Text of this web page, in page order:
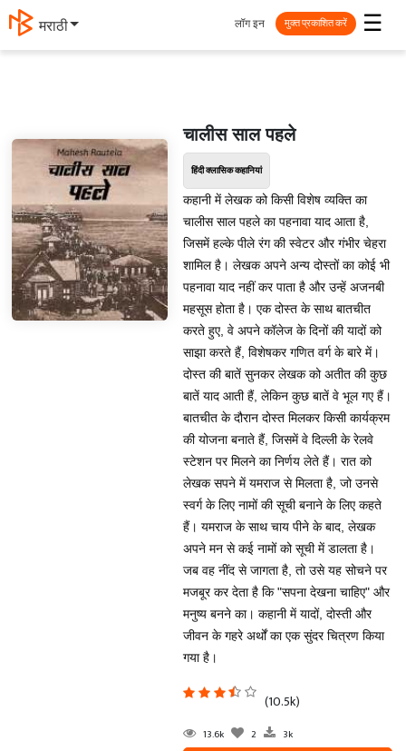
मराठी ☰
लॉग इन मुक्त प्रकाशित करें
चालीस साल पहले
हिंदी क्लासिक कहानियां
कहानी में लेखक को किसी विशेष व्यक्ति का
चालीस साल पहले का पहनावा याद आता है,
जिसमें हल्के पीले रंग की स्वेटर और गंभीर चेहरा
शामिल है। लेखक अपने अन्य दोस्तों का कोई भी
पहनावा याद नहीं कर पाता है और उन्हें अजनबी
महसूस होता है। एक दोस्त के साथ बातचीत
करते हुए, वे अपने कॉलेज के दिनों की यादों को
साझा करते हैं, विशेषकर गणित वर्ग के बारे में।
दोस्त की बातें सुनकर लेखक को अतीत की कुछ
बातें याद आती हैं, लेकिन कुछ बातें वे भूल गए हैं।
बातचीत के दौरान दोस्त मिलकर किसी कार्यक्रम
की योजना बनाते हैं, जिसमें वे दिल्ली के रेलवे
स्टेशन पर मिलने का निर्णय लेते हैं। रात को
लेखक सपने में यमराज से मिलता है, जो उनसे
स्वर्ग के लिए नामों की सूची बनाने के लिए कहते
हैं। यमराज के साथ चाय पीने के बाद, लेखक
अपने मन से कई नामों को सूची में डालता है।
जब वह नींद से जागता है, तो उसे यह सोचने पर
मजबूर कर देता है कि "सपना देखना चाहिए" और
मनुष्य बनने का। कहानी में यादों, दोस्ती और
जीवन के गहरे अर्थों का एक सुंदर चित्रण किया
गया है।
(10.5k)
13.6k 2 3k